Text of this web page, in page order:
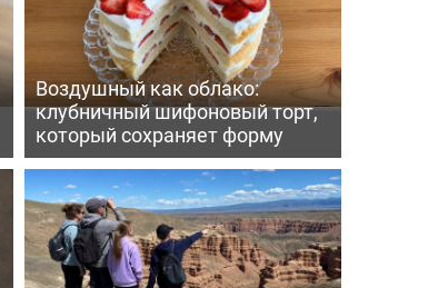
Воздушный как облако:
клубничный шифоновый торт,
который сохраняет форму